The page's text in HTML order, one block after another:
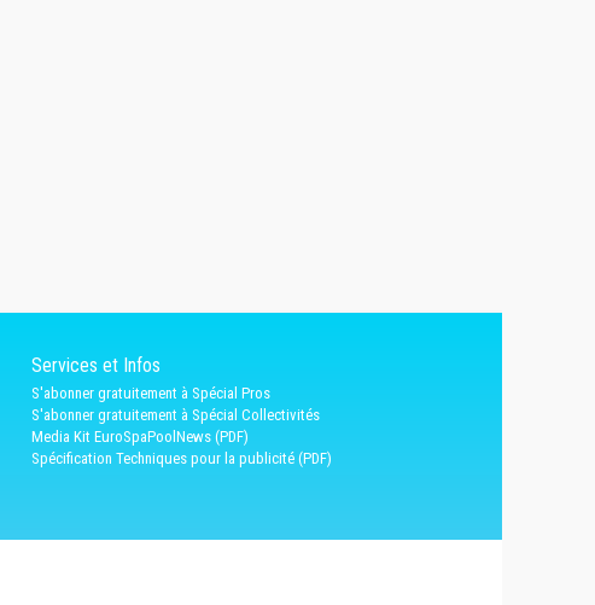
Services et Infos
S'abonner gratuitement à Spécial Pros
S'abonner gratuitement à Spécial Collectivités
Media Kit EuroSpaPoolNews (PDF)
Spécification Techniques pour la publicité (PDF)